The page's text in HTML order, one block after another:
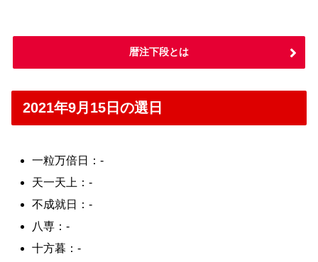
暦注下段とは
2021年9月15日の選日
一粒万倍日：-
天一天上：-
不成就日：-
八専：-
十方暮：-